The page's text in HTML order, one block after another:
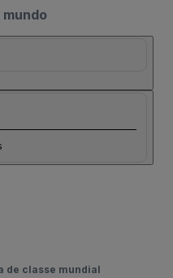
de classe mundial